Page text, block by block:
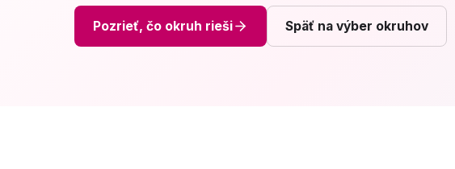
Pozrieť, čo okruh rieši Späť na výber okruhov